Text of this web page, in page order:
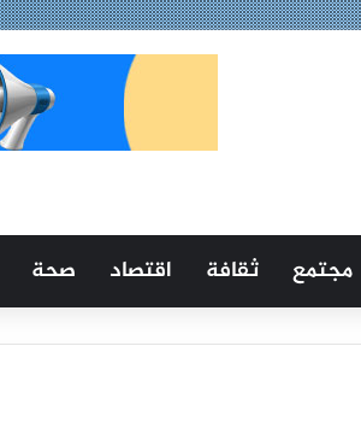
مجتمع ثقافة اقتصاد صحة